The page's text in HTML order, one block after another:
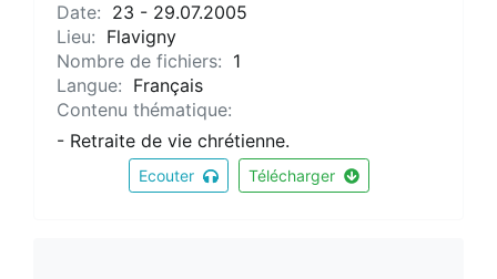
Date: 23 - 29.07.2005
Lieu: Flavigny
Nombre de fichiers: 1
Langue: Français
Contenu thématique:
- Retraite de vie chrétienne.
Ecouter Télécharger